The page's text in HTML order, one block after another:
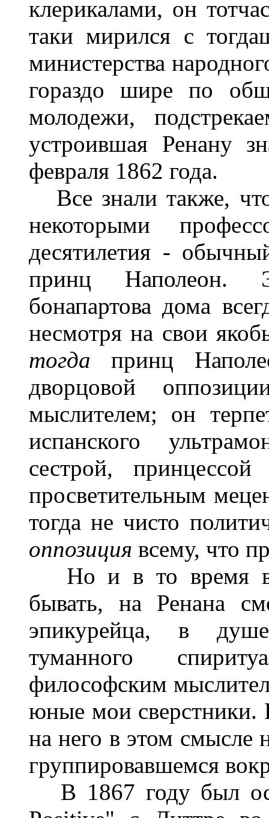
клерикалами, он
таки мирился с
министерства
гораздо шире по
молодежи,
устроившая Ренану
февраля 1862 года.
Все знали также,
некоторыми
десятилетия -
принц Наполеон.
бонапартова дома
несмотря на свои
тогда принц
дворцовой
мыслителем; он
испанского
сестрой,
просветительным
тогда не чисто
оппозиция всему, что
Но и в то время в
бывать, на Ренана
эпикурейца, в
туманного
философским
юные мои сверстники.
на него в этом смысле
группировавшемся
В 1867 году был